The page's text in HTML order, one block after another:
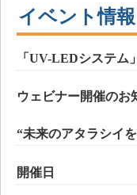
イベント情
「UV-LEDシステム
ウェビナー開催のお
“未来のアタラシイ
開催日